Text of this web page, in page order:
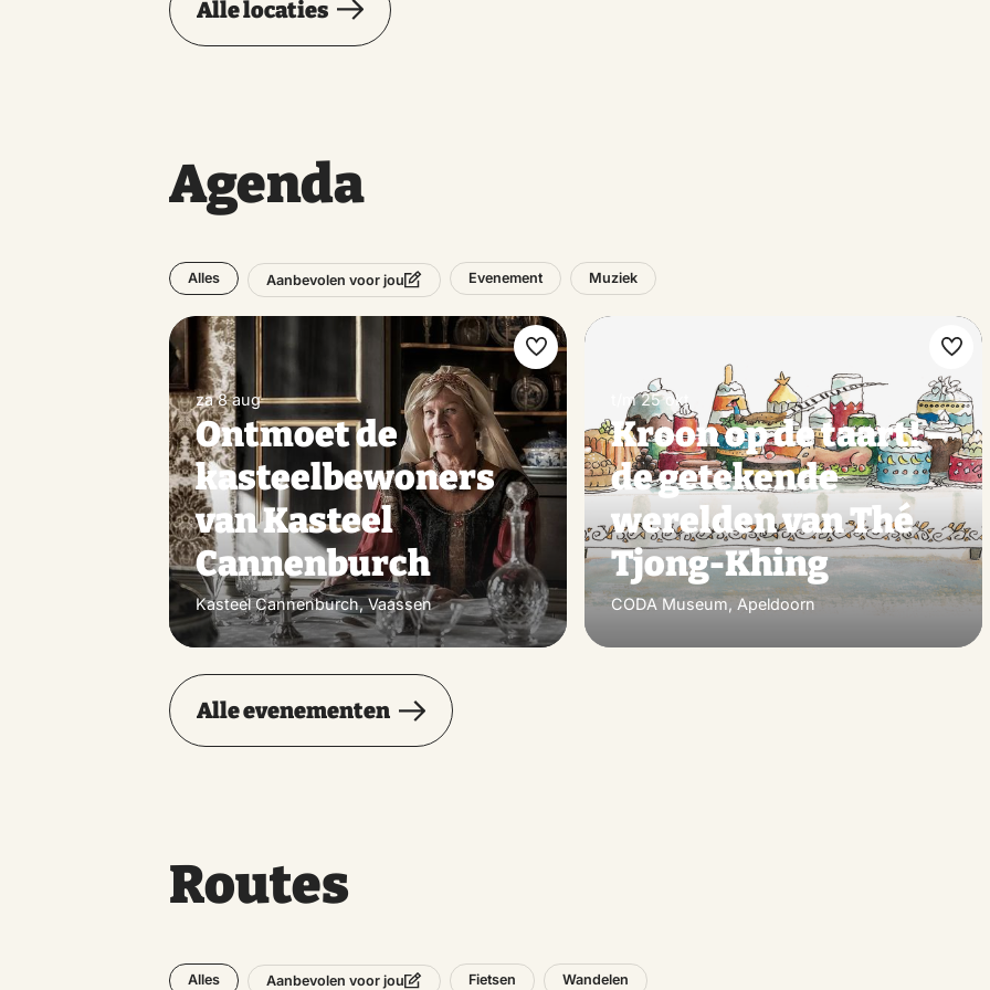
Alle locaties
Agenda
Alles Aanbevolen voor jou Evenement Muziek
za 8 aug
Ontmoet de
kasteelbewoners
van Kasteel
Cannenburch
Kasteel Cannenburch, Vaassen
Maak
favoriet
t/m 25 okt
Kroon op de taart! –
de getekende
werelden van Thé
Tjong-Khing
CODA Museum, Apeldoorn
Alle evenementen
Routes
Alles Aanbevolen voor jou Fietsen Wandelen